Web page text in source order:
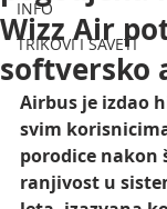
INFO
TRIKOVI I SAVETI
Wizz Air
softversko
Airbus je izdao
svim
porodice nakon
ranjivost u